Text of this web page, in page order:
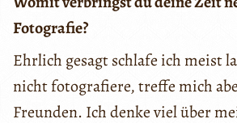
Fotografie?
Ehrlich gesagt schlafe ich meist
nicht fotografiere, treffe mich
Freunden. Ich denke viel über